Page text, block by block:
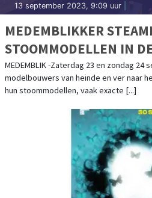
13 september 2023, 9:09 uur
MEDEMBLIKKER
STOOMMODELLEN IN
MEDEMBLIK -Zaterdag 23 en zondag 24
modelbouwers van heinde en ver naar
hun stoommodellen, vaak exacte [...]